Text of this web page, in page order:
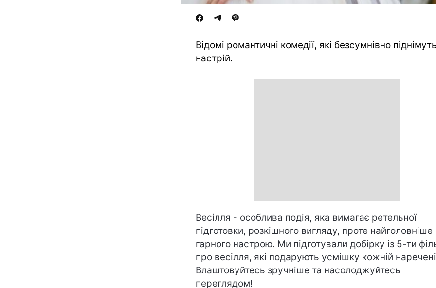
Відомі романтичні комедії, які безсумнівно
настрій.
Весілля - особлива подія, яка вимагає ретельної
підготовки, розкішного вигляду, проте найголовніше
гарного настрою. Ми підготували добірку із 5-ти
про весілля, які подарують усмішку кожній
Влаштовуйтесь зручніше та насолоджуйтесь
переглядом!